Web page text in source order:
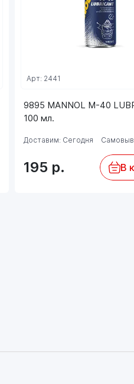
9895 MANNOL M-40
100 мл.
Арт: 2441
Доставим: Сегодня
195 р. В